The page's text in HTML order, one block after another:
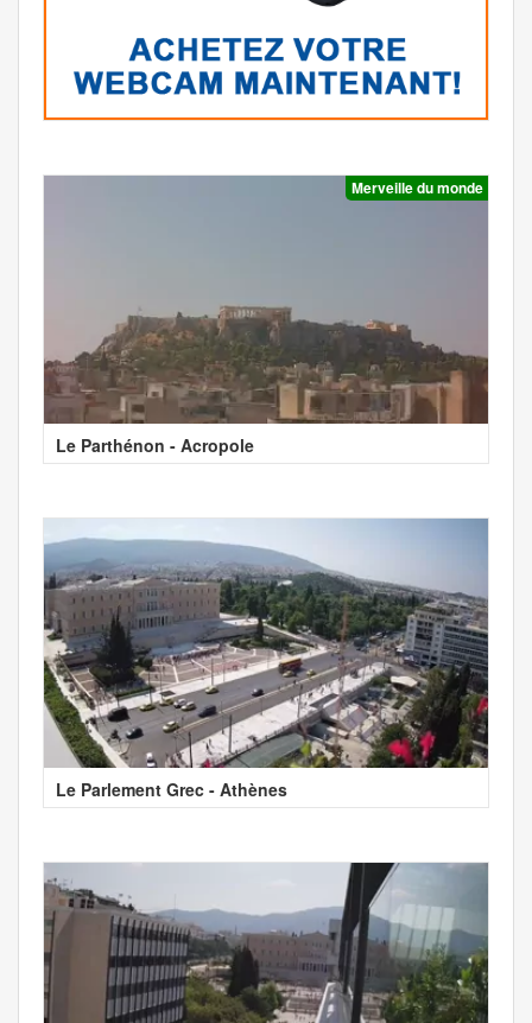
Merveille du monde
Le Parthénon - Acropole
Le Parlement Grec - Athènes